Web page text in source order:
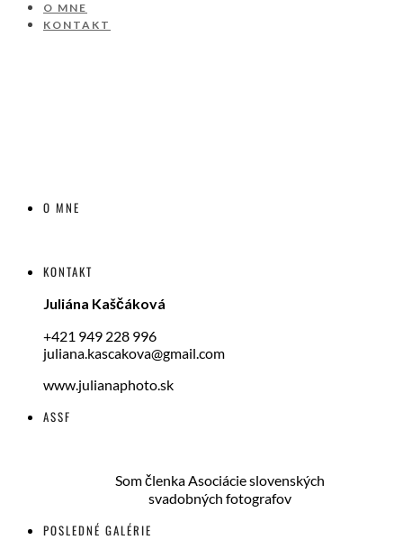
O MNE
KONTAKT
O MNE
KONTAKT
Juliána Kaščáková
+421 949 228 996
juliana.kascakova@gmail.com
www.julianaphoto.sk
ASSF
Som členka Asociácie slovenských
svadobných fotografov
POSLEDNÉ GALÉRIE